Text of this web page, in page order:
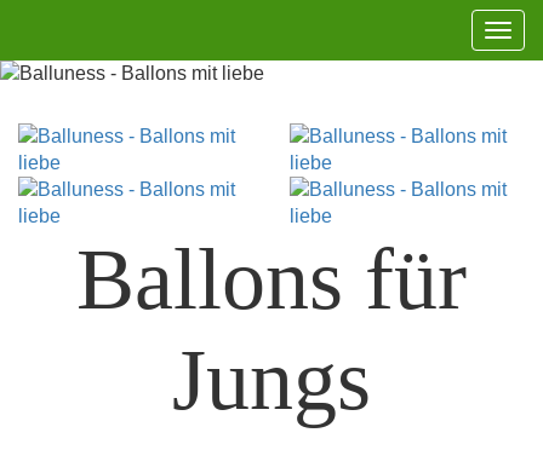
Ballons für
Jungs